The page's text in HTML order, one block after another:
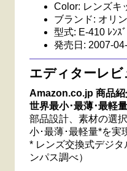
Color: レンズキ
ブランド: オリ
型式: E-410 ﾚﾝｽ
発売日: 2007-
エディターレビ
Amazon.co.jp 商品紹
世界最小･最薄･最軽
部品設計、素材の選
小･最薄･最軽量*を実
* レンズ交換式デジ
ンパス調べ）